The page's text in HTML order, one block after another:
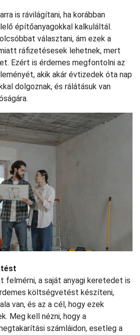
is rávilágítani, ha korábban
építőanyagokkal kalkuláltál.
választani, ám ezek a
ráfizetésesek lehetnek, mert
Ezért is érdemes megfontolni az
akik akár évtizedek óta nap
dolgoznak, és rálátásuk van
felmérni, a saját anyagi keretedet is
költségvetést készíteni,
van, és az a cél, hogy ezek
Meg kell nézni, hogy a
számláidon, esetleg a